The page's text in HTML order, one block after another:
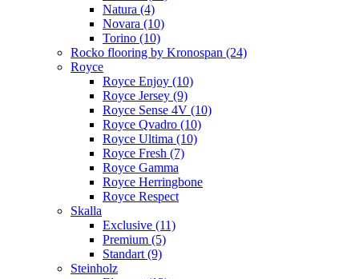
Natura (4)
Novara (10)
Torino (10)
Rocko flooring by Kronospan (24)
Royce
Royce Enjoy (10)
Royce Jersey (9)
Royce Sense 4V (10)
Royce Qvadro (10)
Royce Ultima (10)
Royce Fresh (7)
Royce Gamma
Royce Herringbone
Royce Respect
Skalla
Exclusive (11)
Premium (5)
Standart (9)
Steinholz